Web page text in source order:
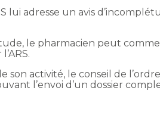
lui adresse un avis
le pharmacien peut
son activité, le conseil de
l’envoi d’un dossier